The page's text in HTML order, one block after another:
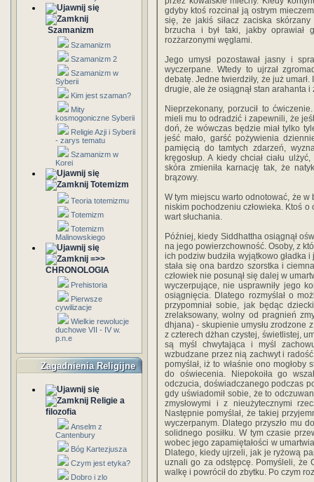
Szamanizm
Szamanizm
Szamanizm 2
Szamanizm w
Syberii
Kim jest szaman?
Mity
kosmogoniczne Syberii
Religie Azji i Syberii
- zarys tematu
Szamanizm w
Korei
Totemizm
Teoria totemizmu
Totemizm
Totemizm
Malinowskiego
=>>
CHRONOLOGIA
Prehistoria
Pierwsze
cywilizacje
Wielkie rewolucje
duchowe VII - IV w.
p.n.e
Zagadnienia Religijne
Religie a
filozofia
Anselm z
Cantenbury
Bóg Kartezjusza
Czym jest etyka?
Dobro i zlo
gdyby ktoś rozcinał ją ostrym
się, że jakiś siłacz zaciska
brzucha i był taki, jakby oprawiał
rozżarzonymi węglami.
Jego umysł pozostawał jasny i
wyczerpane. Wtedy to ujrzał
debatę. Jedne twierdziły, że już
drugie, ale że osiągnął stan arahanta
Nieprzekonany, porzucił to
mieli mu to odradzić i zapewnili, że
doń, że wówczas będzie miał tylko
jeść mało, garść pożywienia
pamięcią do tamtych zdarzeń,
kręgosłup. A kiedy chciał ciału
skóra zmieniła karnację tak, że
brązowy.
W tym miejscu warto odnotować, że
niskim pochodzeniu człowieka. Ktoś o
wart słuchania.
Później, kiedy Siddhattha osiągnął
na jego powierzchowność. Osoby, z
ich podziw budziła wyjątkowo gładka
stała się ona bardzo szorstka i
człowiek nie posunął się dalej w
wyczerpujące, nie usprawniły jego
osiągnięcia. Dlatego rozmyślał o
przypomniał sobie, jak będąc
zrelaksowany, wolny od pragnień
dhjana) - skupienie umysłu zrodzone
z czterech dżhan czystej, świetlistej,
są myśl chwytająca i myśl
wzbudzane przez nią zachwyt i
pomyślał, iż to właśnie ono
do oświecenia. Niepokoiła go
odczucia, doświadczanego podczas
gdy uświadomił sobie, że to
zmysłowymi i z nieużytecznymi
Następnie pomyślał, że takiej
wyczerpanym. Dlatego przyszło mu
solidnego posiłku. W tym czasie
wobec jego zapamiętałości w
Dlatego, kiedy ujrzeli, jak je ryżową
uznali go za odstępcę. Pomyśleli, że
walkę i powrócił do zbytku. Po czym